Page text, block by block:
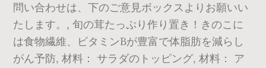
問い合わせは、下のご意見ボックスよりお願いい
たします。, 旬の茸たっぷり作り置き！きのこに
は食物繊維、ビタミンBが豊富で体脂肪を減らし
がん予防, 材料： サラダのトッピング, 材料： ア